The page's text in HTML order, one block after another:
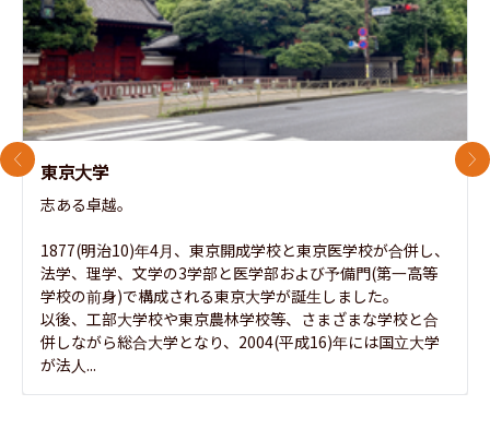
東京大学
志ある卓越。
1877(明治10)年4月、東京開成学校と東京医学校が合併し、
法学、理学、文学の3学部と医学部および予備門(第一高等
学校の前身)で構成される東京大学が誕生しました。
以後、工部大学校や東京農林学校等、さまざまな学校と合
併しながら総合大学となり、2004(平成16)年には国立大学
が法人...
前のスライド 次